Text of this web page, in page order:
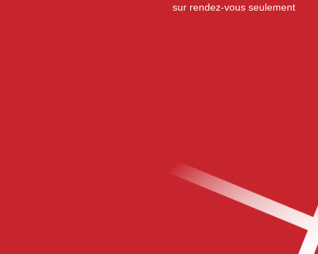
sur rendez-vous seulement